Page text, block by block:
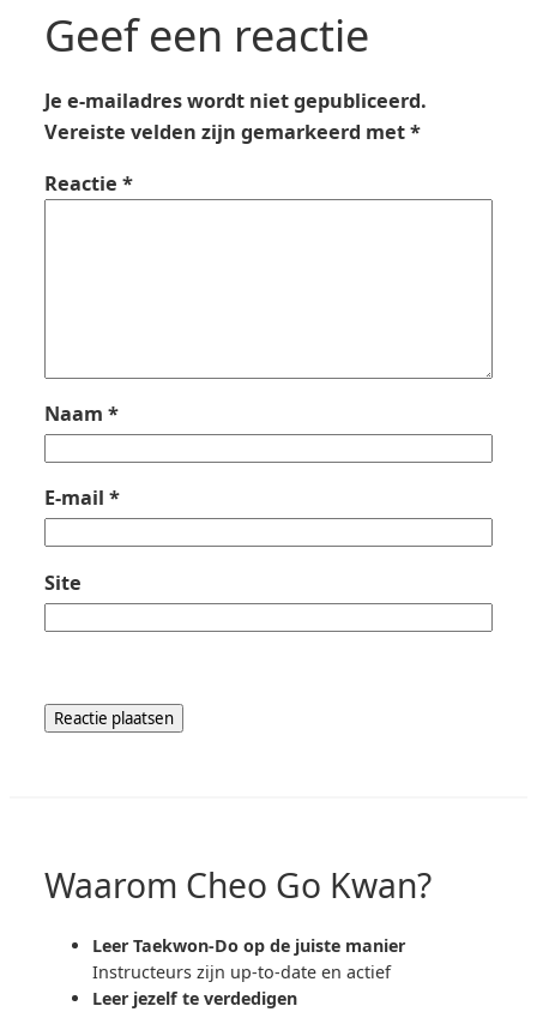
Geef een reactie
Je e-mailadres wordt niet gepubliceerd.
Vereiste velden zijn gemarkeerd met*
Reactie *
Naam *
E-mail *
Site
Waarom Cheo Go Kwan?
Leer Taekwon-Do op de juiste manier
Instructeurs zijn up-to-date en actief
Leer jezelf te verdedigen